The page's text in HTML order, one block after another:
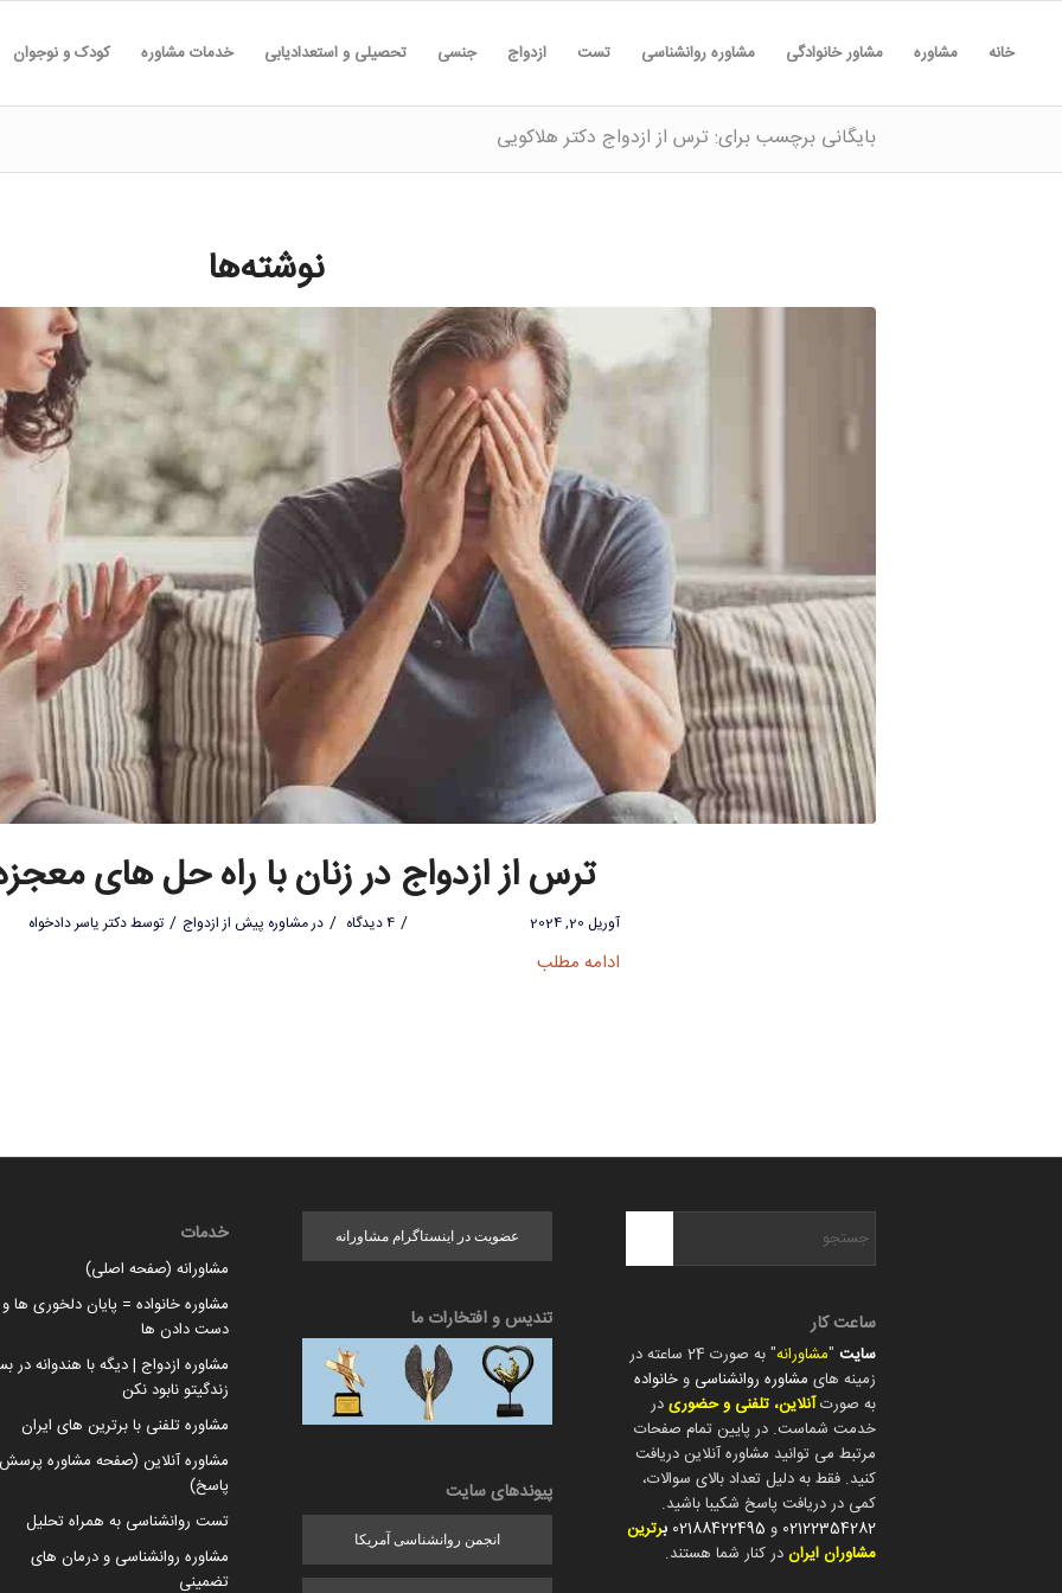
خانه مشاوره مشاور خانوادگی مشاوره روانشناسی تست ازدواج جنسی تحصیلی و استعدادیابی خدمات مشاوره کودک و نوجوان
بایگانی برچسب برای: ترس از ازدواج دکتر هلاکویی
نوشته‌ها
ترس از ازدواج در زنان با راه حل های
آوریل 20, 2024 / 4 دیدگاه / درمشاوره پیش از ازدواج / توسطدکتر یاسر دادخواه
ادامه مطلب
ساعت کار
سایت "مشاورانه
" به صورت 24 ساعته در
زمینه های مشاوره روانشناسی و خانواده
به صورتآنلاین، تلفنی و حضوریدر
خدمت شماست. در پایین تمام صفحات
مرتبط می توانید مشاوره آنلاین دریافت
کنید. فقط به دلیل تعداد بالای سوالات،
کمی در دریافت پاسخ شکیبا باشید.
02122354282 و 02188422495 برترین
مشاوران ایراندر کنار شما هستند.
عضویت در اینستاگرام مشاورانه
تندیس و افتخارات ما
پیوندهای سایت
انجمن روانشناسی آمریکا
خدمات
مشاورانه (صفحه اصلی)
مشاوره خانواده = پایان دلخوری ها و
دست دادن ها
مشاوره ازدواج | دیگه با هندوانه در
زندگیتو نابود نکن
مشاوره تلفنی با برترین های ایران
مشاوره آنلاین (صفحه مشاوره
پاسخ)
تست روانشناسی به همراه تحلیل
مشاوره روانشناسی و درمان های
تضمینی